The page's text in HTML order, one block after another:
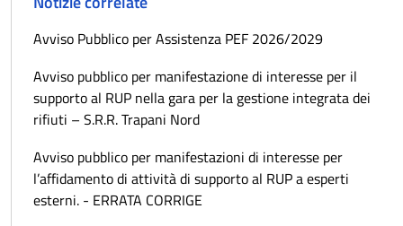
Avviso Pubblico per Assistenza PEF 2026/2029
Avviso pubblico per manifestazione di interesse per il
supporto al RUP nella gara per la gestione integrata dei
rifiuti – S.R.R. Trapani Nord
Avviso pubblico per manifestazioni di interesse per
l’affidamento di attività di supporto al RUP a esperti
esterni. - ERRATA CORRIGE